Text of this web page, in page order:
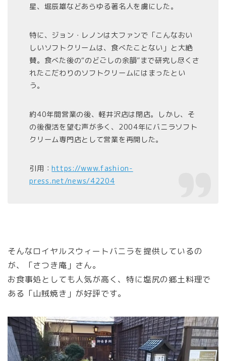
星、堀辰雄などあらゆる著名人を虜にした。
特に、ジョン・レノンは大ファンで「こんなおい
しいソフトクリームは、食べたことない」と大絶
賛。食べた後の“のどごしの余韻”まで研究し尽くさ
れたこだわりのソフトクリームにはまったとい
う。
約40年間営業の後、軽井沢店は閉店。しかし、そ
の後復活を望む声が多く、2004年にバニラソフト
クリーム専門店として営業を再開した。
引用：https://www.fashion-
press.net/news/42204
そんなロイヤルスウィートバニラを提供しているの
が、「さつき庵」さん。
お食事処としても人気が高く、特に塩尻の郷土料理で
ある「山賊焼き」が好評です。